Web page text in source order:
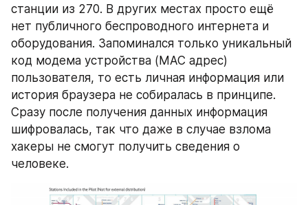
станции из 270. В других местах просто ещё
нет публичного беспроводного интернета и
оборудования. Запоминался только уникальный
код модема устройства (MAC адрес)
пользователя, то есть личная информация или
история браузера не собиралась в принципе.
Сразу после получения данных информация
шифровалась, так что даже в случае взлома
хакеры не смогут получить сведения о
человеке.